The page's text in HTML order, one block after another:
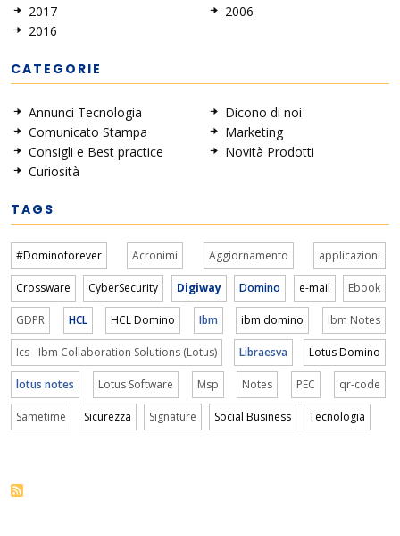
2017
2016
2006
CATEGORIE
Annunci Tecnologia
Comunicato Stampa
Consigli e Best practice
Curiosità
Dicono di noi
Marketing
Novità Prodotti
TAGS
#Dominoforever Acronimi Aggiornamento applicazioni
Crossware CyberSecurity Digiway Domino e-mail Ebook
GDPR HCL HCL Domino Ibm ibm domino Ibm Notes
Ics - Ibm Collaboration Solutions (Lotus) Libraesva Lotus Domino
lotus notes Lotus Software Msp Notes PEC qr-code
Sametime Sicurezza Signature Social Business Tecnologia